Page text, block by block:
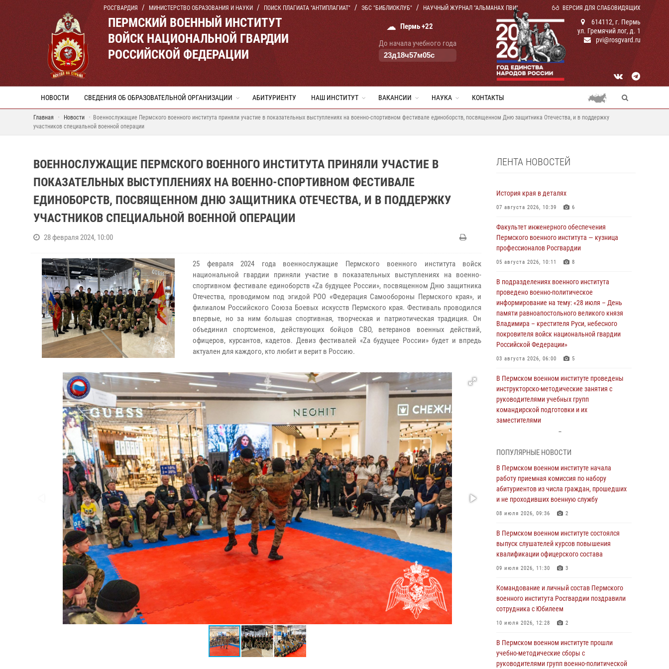
РОСГВАРДИЯ МИНИСТЕРСТВО ОБРАЗОВАНИЯ И НАУКИ ПОИСК ПЛАГИАТА "АНТИПЛАГИАТ" ЭБС "БИБЛИОКЛУБ" НАУЧНЫЙ ЖУРНАЛ "АЛЬМАНАХ ПВИ" ВЕРСИЯ ДЛЯ СЛАБОВИДЯЩИХ
ПЕРМСКИЙ ВОЕННЫЙ ИНСТИТУТ
ВОЙСК НАЦИОНАЛЬНОЙ ГВАРДИИ
РОССИЙСКОЙ ФЕДЕРАЦИИ
☁ Пермь +22
До начала учебного года
23д18ч57м04с
614112, г. Пермь
ул. Гремячий лог, д. 1
pvi@rosgvard.ru
НОВОСТИ СВЕДЕНИЯ ОБ ОБРАЗОВАТЕЛЬНОЙ ОРГАНИЗАЦИИ АБИТУРИЕНТУ НАШ ИНСТИТУТ ВАКАНСИИ НАУКА КОНТАКТЫ
Главная Новости
Военнослужащие Пермского военного института приняли участие в показательных выступлениях на военно-спортивном фестивале единоборств, посвященном Дню защитника Отечества, и в поддержку
участников специальной военной операции
ВОЕННОСЛУЖАЩИЕ ПЕРМСКОГО ВОЕННОГО ИНСТИТУТА ПРИНЯЛИ УЧАСТИЕ В
ПОКАЗАТЕЛЬНЫХ ВЫСТУПЛЕНИЯХ НА ВОЕННО-СПОРТИВНОМ ФЕСТИВАЛЕ
ЕДИНОБОРСТВ, ПОСВЯЩЕННОМ ДНЮ ЗАЩИТНИКА ОТЕЧЕСТВА, И В ПОДДЕРЖКУ
УЧАСТНИКОВ СПЕЦИАЛЬНОЙ ВОЕННОЙ ОПЕРАЦИИ
28 февраля 2024, 10:00
25 февраля 2024 года военнослужащие Пермского военного института войск
национальной гвардии приняли участие в показательных выступлениях на военно-
спортивном фестивале единоборств «Zа будущее России», посвященном Дню защитника
Отечества, проводимом под эгидой РОО «Федерация Самообороны Пермского края», и
филиалом Российского Союза Боевых искусств Пермского края. Фестиваль проводился
впервые, но за ним большая спортивная, творческая и патриотическая традиция. Он
объединил спортсменов, действующих бойцов СВО, ветеранов военных действий,
офицеров, курсантов, кадетов. Девиз фестивалей «Zа будущее России» будет и впредь
актуален для каждого, кто любит и верит в Россию.
ЛЕНТА НОВОСТЕЙ
История края в деталях
07 августа 2026, 10:39 6
Факультет инженерного обеспечения
Пермского военного института — кузница
профессионалов Росгвардии
05 августа 2026, 10:11 8
В подразделениях военного института
проведено военно-политическое
информирование на тему: «28 июля – День
памяти равноапостольного великого князя
Владимира – крестителя Руси, небесного
покровителя войск национальной гвардии
Российской Федерации»
03 августа 2026, 06:00 5
В Пермском военном институте проведены
инструкторско-методические занятия с
руководителями учебных групп
командирской подготовки и их
заместителями
В Пермском военном институте прошли
учебно-методические сборы с
руководителями групп военно-политической
подготовки
23 июля 2026, 12:00 12
тактики служебно-боевого применения войск
национальной гвардии Российской
Федерации проводится выставка,
Командование и личный состав Пермского
военного института Росгвардии поздравили
В Пермском военном институте состоялся
ПОПУЛЯРНЫЕ НОВОСТИ
В Пермском военном институте начала
работу приемная комиссия по набору
абитуриентов из числа граждан, прошедших
и не проходивших военную службу
08 июля 2026, 09:36 2
В Пермском военном институте состоялся
выпуск слушателей курсов повышения
квалификации офицерского состава
09 июля 2026, 11:30 3
Командование и личный состав Пермского
военного института Росгвардии поздравили
сотрудника с Юбилеем
10 июля 2026, 12:28 2
В Пермском военном институте прошли
учебно-методические сборы с
руководителями групп военно-политической